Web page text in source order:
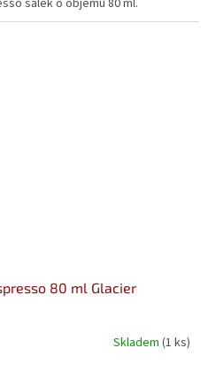
80 ml Glacier
Skladem (1 ks)